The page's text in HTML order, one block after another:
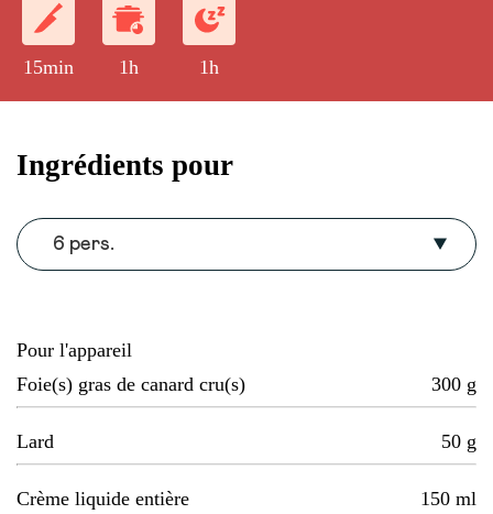
15min 1h 1h
Ingrédients pour
6 pers.
Pour l'appareil
Foie(s) gras de canard cru(s)
300 g
Lard 50 g
Crème liquide entière 150 ml